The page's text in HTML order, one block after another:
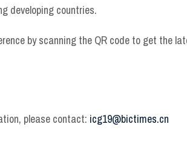
developing countries.
by scanning the QR code to get the
please contact: icg19@bictimes.cn